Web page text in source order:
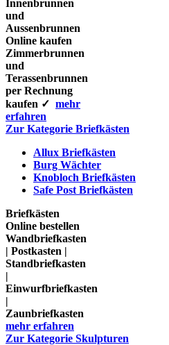
Innenbrunnen
und
Aussenbrunnen
Online kaufen
Zimmerbrunnen
und
Terassenbrunnen
per Rechnung
kaufen ✓ mehr
erfahren
Zur Kategorie Briefkästen
Allux Briefkästen
Burg Wächter
Knobloch Briefkästen
Safe Post Briefkästen
Briefkästen
Online bestellen
Wandbriefkasten
| Postkasten |
Standbriefkasten
|
Einwurfbriefkasten
|
Zaunbriefkasten
mehr erfahren
Zur Kategorie Skulpturen